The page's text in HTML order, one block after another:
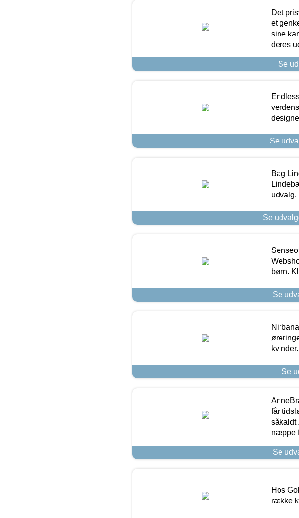
Det
et
sine
deres
Se
Se
Bag
udvalg.
Se
børn.
Se
Se
får
såkaldt
næppe
Se
Hos
række